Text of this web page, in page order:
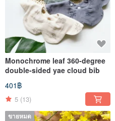
Monochrome leaf 360-degree
double-sided yae cloud bib
401฿
5 (13)
ขายหมด